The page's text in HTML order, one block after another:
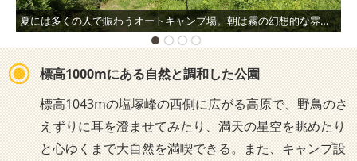
夏には多くの人で賑わうオートキャンプ場。朝は霧の幻想的な雰囲気を感じ、夜には頭上に満天の星空が広がる。
標高1000mにある自然と調和した公園
標高1043mの塩塚峰の西側に広がる高原で、野鳥のさ
えずりに耳を澄ませてみたり、満天の星空を眺めたり
と心ゆくまで大自然を満喫できる。また、キャンプ設